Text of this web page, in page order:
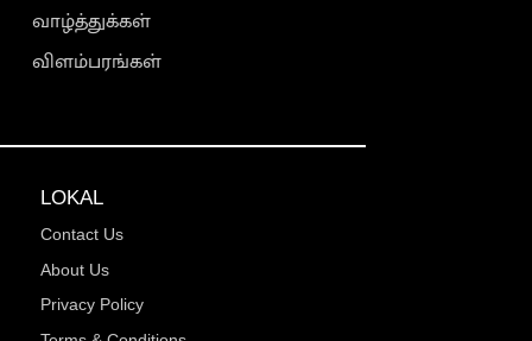
வாழ்த்துக்கள்
விளம்பரங்கள்
LOKAL
Contact Us
About Us
Privacy Policy